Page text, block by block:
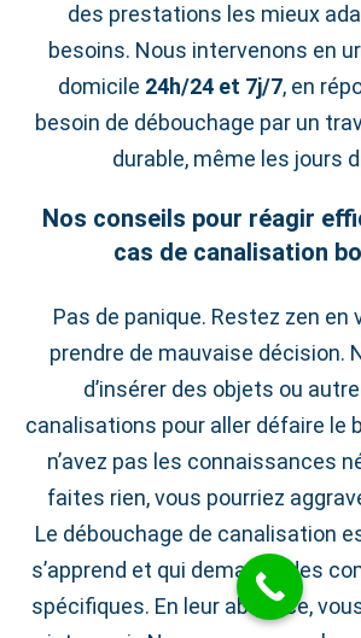
des prestations les mieux
besoins. Nous intervenons en
domicile 24h/24 et 7j/7, en
besoin de débouchage par un
durable, même les jours
Nos conseils pour réagir
cas de canalisation
Pas de panique. Restez zen en
prendre de mauvaise décision.
d’insérer des objets ou
canalisations pour aller défaire le
n’avez pas les connaissances
faites rien, vous pourriez
Le débouchage de canalisation
s’apprend et qui demande des
spécifiques. En leur absence,